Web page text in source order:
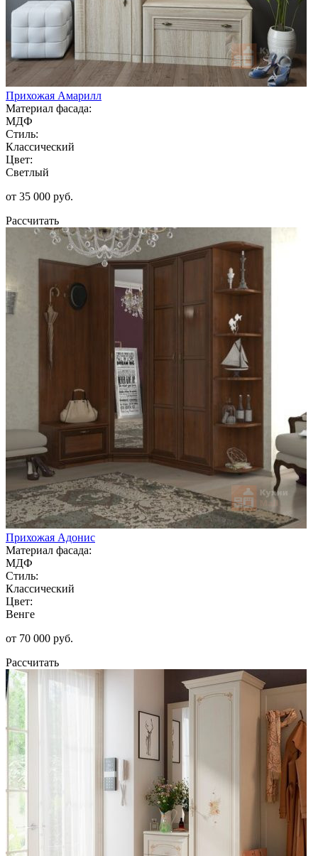
Прихожая Амарилл
Материал фасада:
МДФ
Стиль:
Классический
Цвет:
Светлый
от 35 000 руб.
Рассчитать
Прихожая Адонис
Материал фасада:
МДФ
Стиль:
Классический
Цвет:
Венге
от 70 000 руб.
Рассчитать